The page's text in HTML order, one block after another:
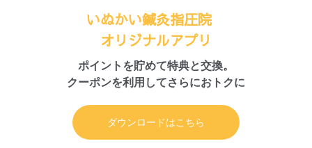
いぬかい鍼灸指圧院
オリジナルアプリ
ポイントを貯めて特典と交換。
クーポンを利用してさらにおトクに
ダウンロードはこちら